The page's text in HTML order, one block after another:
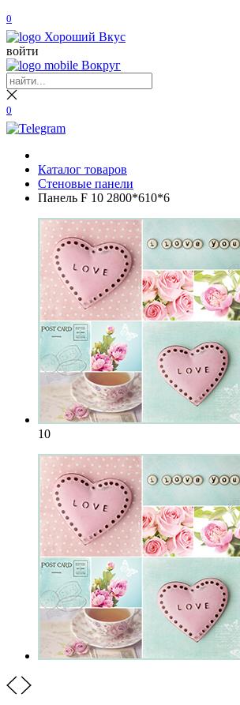
0
войти
0
Каталог товаров
Стеновые панели
Панель F 10 2800*610*6
10